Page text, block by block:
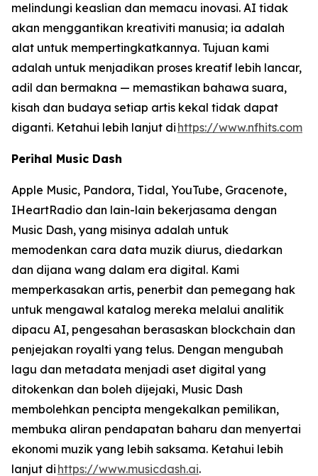
melindungi keaslian dan memacu inovasi. AI tidak
akan menggantikan kreativiti manusia; ia adalah
alat untuk mempertingkatkannya. Tujuan kami
adalah untuk menjadikan proses kreatif lebih lancar,
adil dan bermakna — memastikan bahawa suara,
kisah dan budaya setiap artis kekal tidak dapat
diganti. Ketahui lebih lanjut di https://www.nfhits.com
Perihal Music Dash
Apple Music, Pandora, Tidal, YouTube, Gracenote,
IHeartRadio dan lain-lain bekerjasama dengan
Music Dash, yang misinya adalah untuk
memodenkan cara data muzik diurus, diedarkan
dan dijana wang dalam era digital. Kami
memperkasakan artis, penerbit dan pemegang hak
untuk mengawal katalog mereka melalui analitik
dipacu AI, pengesahan berasaskan blockchain dan
penjejakan royalti yang telus. Dengan mengubah
lagu dan metadata menjadi aset digital yang
ditokenkan dan boleh dijejaki, Music Dash
membolehkan pencipta mengekalkan pemilikan,
membuka aliran pendapatan baharu dan menyertai
ekonomi muzik yang lebih saksama. Ketahui lebih
lanjut di https://www.musicdash.ai.